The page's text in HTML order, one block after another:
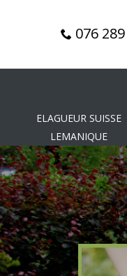
076
ELAGUEUR SUISSE
LEMANIQUE